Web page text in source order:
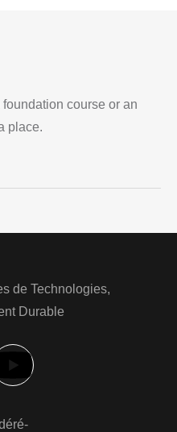
course or an
place.
de Technologies,
Durable